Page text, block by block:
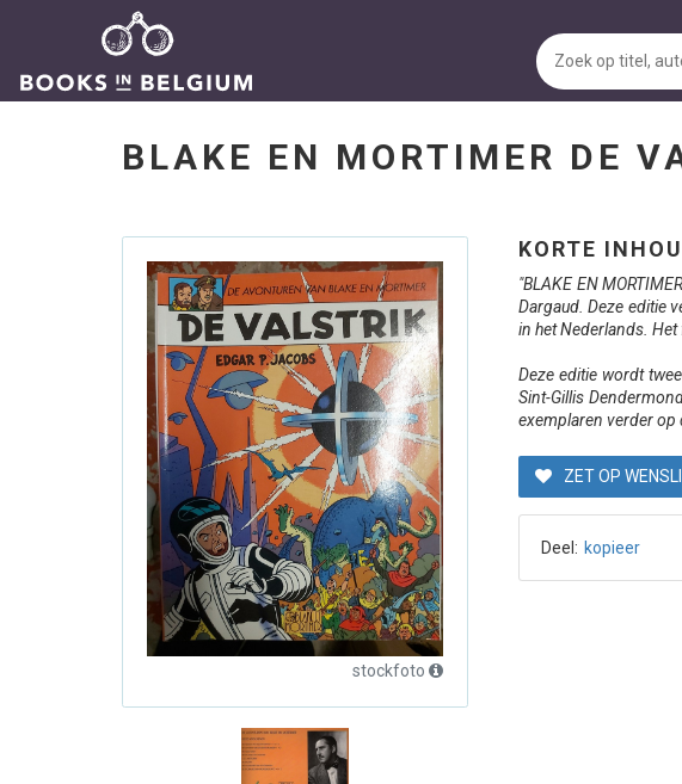
BLAKE EN MORTIMER DE
stockfoto
KORTE
"BLAKE EN
Dargaud. Deze editie
in het Nederlands.
Deze editie wordt
Sint-Gillis
exemplaren verder op
ZET OP
Deel: kopieer